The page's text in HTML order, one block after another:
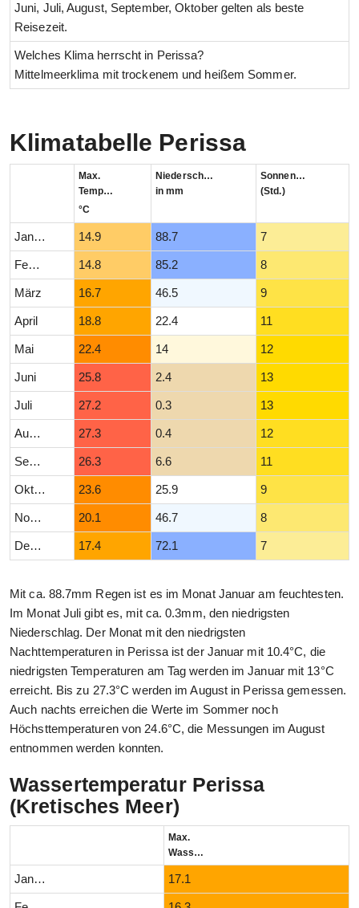
Juni, Juli, August, September, Oktober gelten als beste
Reisezeit.
Welches Klima herrscht in Perissa?
Mittelmeerklima mit trockenem und heißem Sommer.
Klimatabelle Perissa
Max.
Temperatur
°C
Niederschlag
in mm
Sonnenstunden
(Std.)
Januar 14.9 88.7 7
Februar 14.8 85.2 8
März 16.7 46.5 9
April 18.8 22.4 11
Mai 22.4 14 12
Juni 25.8 2.4 13
Juli 27.2 0.3 13
August 27.3 0.4 12
September 26.3 6.6 11
Oktober 23.6 25.9 9
November 20.1 46.7 8
Dezember 17.4 72.1 7
Mit ca. 88.7mm Regen ist es im Monat Januar am feuchtesten.
Im Monat Juli gibt es, mit ca. 0.3mm, den niedrigsten
Niederschlag. Der Monat mit den niedrigsten
Nachttemperaturen in Perissa ist der Januar mit 10.4°C, die
niedrigsten Temperaturen am Tag werden im Januar mit 13°C
erreicht. Bis zu 27.3°C werden im August in Perissa gemessen.
Auch nachts erreichen die Werte im Sommer noch
Höchsttemperaturen von 24.6°C, die Messungen im August
entnommen werden konnten.
Wassertemperatur Perissa
(Kretisches Meer)
Max.
Wassertemperatur (°C)
Januar 17.1